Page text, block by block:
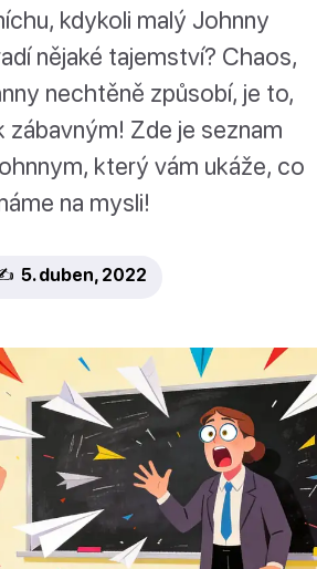
kdykoli malý Johnny
nějaké tajemství? Chaos,
nechtěně způsobí, je to,
zábavným! Zde je seznam
který vám ukáže, co
na mysli!
5. duben, 2022